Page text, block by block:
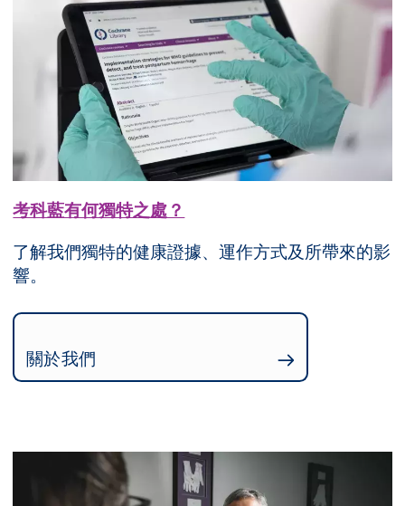
考科藍有何獨特之處？
了解我們獨特的健康證據、運作方式及所帶來的影
響。
關於我們